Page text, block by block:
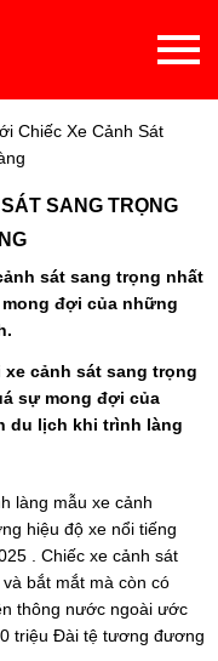
Chiếc Xe Cảnh Sát
SANG TRỌNG
sát sang trọng nhất
đợi của những
cảnh sát sang trọng
sự mong đợi của
du lịch khi trình làng
làng mẫu xe cảnh
hiệu độ xe nổi tiếng
. Chiếc xe cảnh sát
bắt mắt mà còn có
thông nước ngoài ước
triệu Đài tệ tương đương